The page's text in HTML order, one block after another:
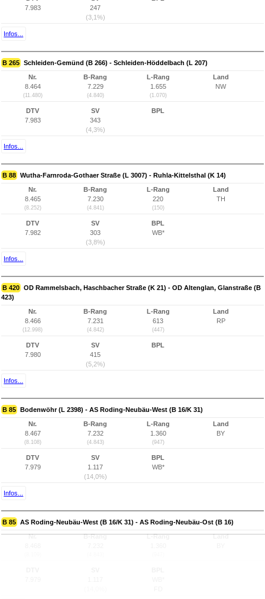
7.983
247
(3,1%)
Infos...
B 265 Schleiden-Gemünd (B 266) - Schleiden-Höddelbach (L 207)
Nr.
8.464
(11.480)
B-Rang
7.229
(4.840)
L-Rang
1.655
(1.070)
Land
NW
DTV
7.983
SV
343
(4,3%)
BPL
Infos...
B 88 Wutha-Farnroda-Gothaer Straße (L 3007) - Ruhla-Kittelsthal (K 14)
Nr.
8.465
(8.252)
B-Rang
7.230
(4.841)
L-Rang
220
(150)
Land
TH
DTV
7.982
SV
303
(3,8%)
BPL
WB*
Infos...
B 420 OD Rammelsbach, Haschbacher Straße (K 21) - OD Altenglan, Glanstraße (B
423)
Nr.
8.466
(12.998)
B-Rang
7.231
(4.842)
L-Rang
613
(447)
Land
RP
DTV
7.980
SV
415
(5,2%)
BPL
Infos...
B 85 Bodenwöhr (L 2398) - AS Roding-Neubäu-West (B 16/K 31)
Nr.
8.467
(8.108)
B-Rang
7.232
(4.843)
L-Rang
1.360
(947)
Land
BY
DTV
7.979
SV
1.117
(14,0%)
BPL
WB*
Infos...
B 85 AS Roding-Neubäu-West (B 16/K 31) - AS Roding-Neubäu-Ost (B 16)
Nr.
B-Rang
L-Rang
Land